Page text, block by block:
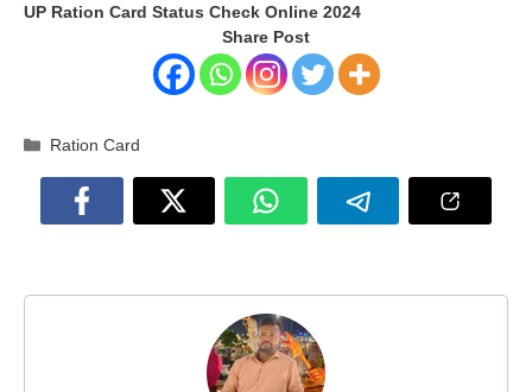
UP Ration Card Status Check Online 2024
Share Post
Categories
Ration Card